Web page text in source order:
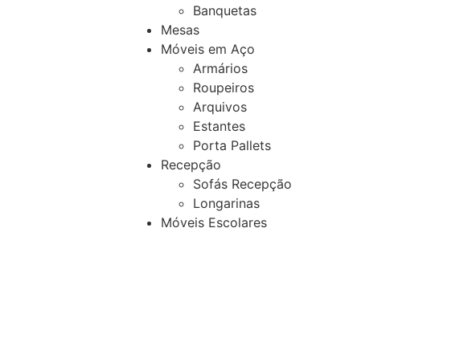
Banquetas
Mesas
Móveis em Aço
Armários
Roupeiros
Arquivos
Estantes
Porta Pallets
Recepção
Sofás Recepção
Longarinas
Móveis Escolares